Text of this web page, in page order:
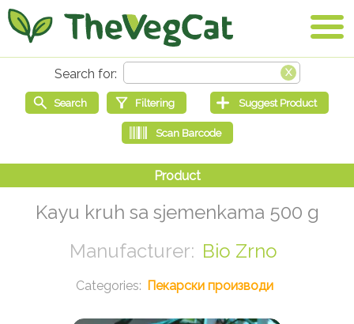
Kayu kruh sa sjemenkama 500 g
Bio Zrno
Пекарски производи